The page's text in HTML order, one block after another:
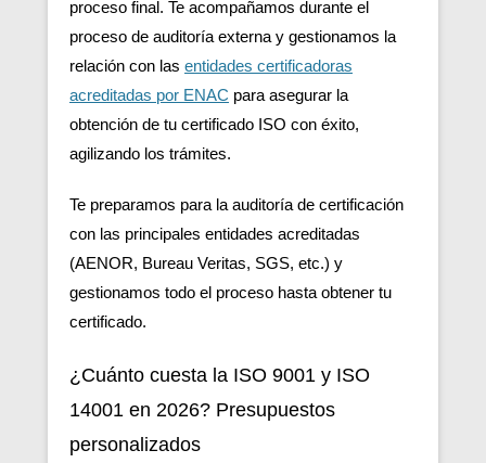
proceso final. Te acompañamos durante el
proceso de auditoría externa y gestionamos la
relación con las entidades certificadoras
acreditadas por ENAC para asegurar la
obtención de tu certificado ISO con éxito,
agilizando los trámites.
Te preparamos para la auditoría de certificación
con las principales entidades acreditadas
(AENOR, Bureau Veritas, SGS, etc.) y
gestionamos todo el proceso hasta obtener tu
certificado.
¿Cuánto cuesta la ISO 9001 y ISO
14001 en 2026? Presupuestos
personalizados